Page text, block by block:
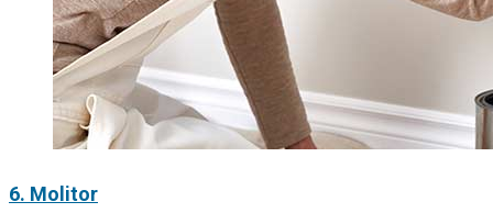
6. Molitor